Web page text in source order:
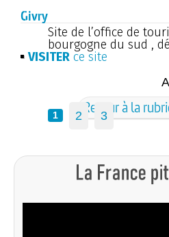
Givry
Site de l’office de
bourgogne du sud ,
VISITER ce site
1 2 3
Retour à la